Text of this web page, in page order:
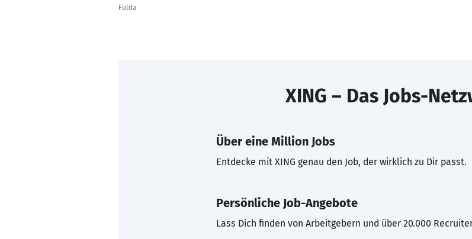
Fulda
XING – Das Jobs-
Über eine Million Jobs
Entdecke mit XING genau den Job, der wirklich zu Dir passt.
Persönliche Job-Angebote
Lass Dich finden von Arbeitgebern und über 20.000